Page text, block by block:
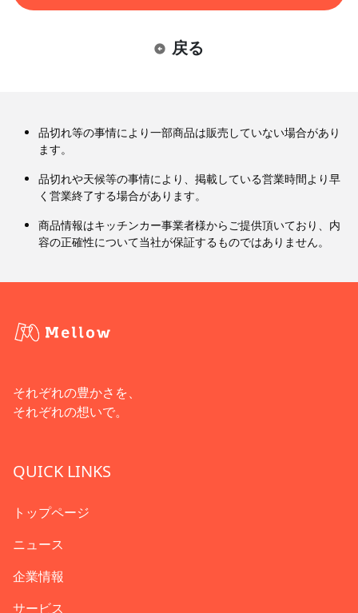
戻る
品切れ等の事情により一部商品は販売していない場合があり
ます。
品切れや天候等の事情により、掲載している営業時間より早
く営業終了する場合があります。
商品情報はキッチンカー事業者様からご提供頂いており、内
容の正確性について当社が保証するものではありません。
それぞれの豊かさを、
それぞれの想いで。
QUICK LINKS
トップページ
ニュース
企業情報
サービス